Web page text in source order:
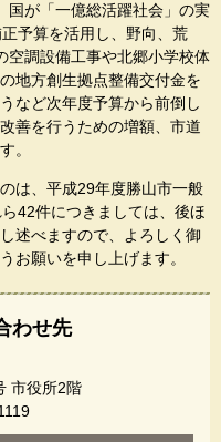
が「一億総活躍社会」の実
予算を活用し、野向、荒
空調設備工事や北郷小学校体
地方創生拠点整備交付金を
など次年度予算から前倒し
善を行うための増額、市道
。
は、平成29年度勝山市一般
42件につきましては、後ほ
述べますので、よろしく御
お願いを申し上げます。
わせ先
市役所2階